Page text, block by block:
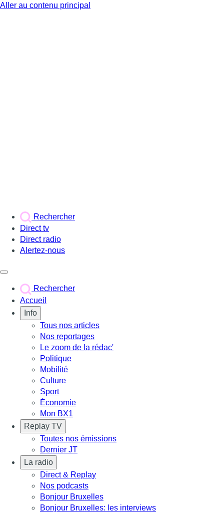
Aller au contenu principal
Rechercher
Direct tv
Direct radio
Alertez-nous
Rechercher
Accueil
Info
Tous nos articles
Nos reportages
Le zoom de la rédac'
Politique
Mobilité
Culture
Sport
Économie
Mon BX1
Replay TV
Toutes nos émissions
Dernier JT
La radio
Direct & Replay
Nos podcasts
Bonjour Bruxelles
Bonjour Bruxelles: les interviews